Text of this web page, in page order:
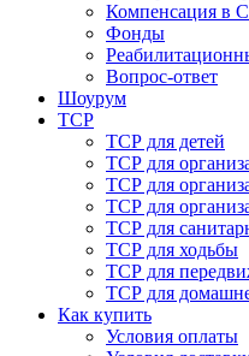
Компенсация в
Фонды
Вопрос-ответ
Шоурум
ТСР
ТСР для детей
ТСР для
ТСР для
ТСР для
ТСР для
ТСР для ходьбы
ТСР для
ТСР для
Как купить
Условия оплаты